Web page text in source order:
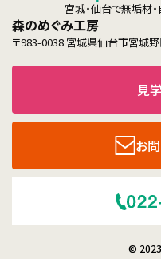
宮城・仙台で無垢材
森のめぐみ工房
〒983-0038 宮城県仙台市宮城
見
お
© 2023